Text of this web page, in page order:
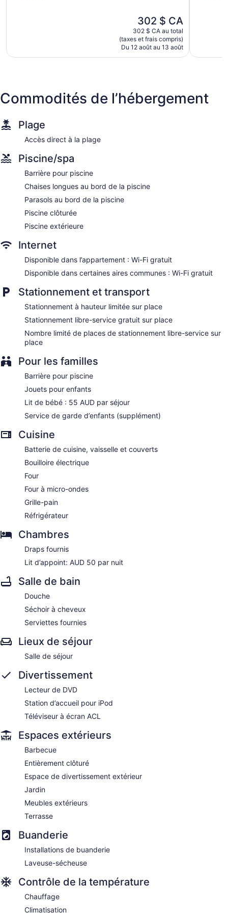
possède 20 climatisées dotées de : laveuse-sécheuse et
lecteur de DVD. L'ameublement et le décor des chambres
sont uniques. Cet hôtel-résidence haut de gamme étoiles
propose des unités d'hébergement avec une cuisine pourvue
de : réfrigérateur, four à micro-ondes et vaisselle et
à Internet sans fil. La commodité suivante est offerte dans
les chambres : un téléviseur ACL. L'entretien ménager est
Le
prix
est
de
302 $ CA
302 $ CA
302 $ CA au total
(taxes et frais compris)
Du 12 août au 13 août
Commodités de l’hébergement
Plage
Accès direct à la plage
Piscine/spa
Barrière pour piscine
Chaises longues au bord de la piscine
Parasols au bord de la piscine
Piscine clôturée
Piscine extérieure
Internet
Disponible dans l’appartement : Wi-Fi gratuit
Disponible dans certaines aires communes : Wi-Fi gratuit
Stationnement et transport
Stationnement à hauteur limitée sur place
Stationnement libre-service gratuit sur place
Nombre limité de places de stationnement libre-service sur
place
Pour les familles
Barrière pour piscine
Jouets pour enfants
Lit de bébé : 55 AUD par séjour
Service de garde d’enfants (supplément)
Cuisine
Batterie de cuisine, vaisselle et couverts
Bouilloire électrique
Four
Four à micro-ondes
Grille-pain
Réfrigérateur
Chambres
Draps fournis
Lit d’appoint: AUD 50 par nuit
Salle de bain
Douche
Séchoir à cheveux
Serviettes fournies
Lieux de séjour
Salle de séjour
Divertissement
Lecteur de DVD
Station d’accueil pour iPod
Téléviseur à écran ACL
Espaces extérieurs
Barbecue
Entièrement clôturé
Espace de divertissement extérieur
Jardin
Meubles extérieurs
Terrasse
Buanderie
Installations de buanderie
Laveuse-sécheuse
Contrôle de la température
Chauffage
Climatisation